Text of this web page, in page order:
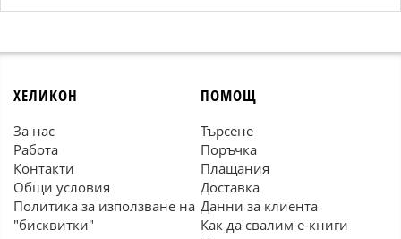
ХЕЛИКОН
За нас
Работа
Контакти
Общи условия
Политика за използване на
"бисквитки"
ПОМОЩ
Търсене
Поръчка
Плащания
Доставка
Данни за клиента
Как да свалим е-книги